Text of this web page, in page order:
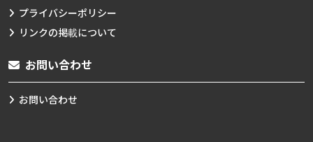
プライバシーポリシー
リンクの掲載について
お問い合わせ
お問い合わせ